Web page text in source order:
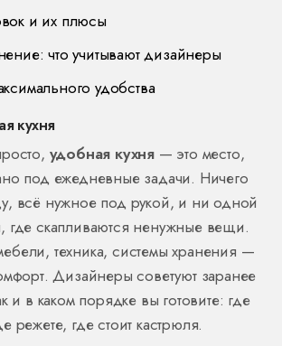
и их плюсы
что учитывают дизайнеры
удобства
кухня
удобная кухня — это место,
под ежедневные задачи. Ничего
всё нужное под рукой, и ни одной
где скапливаются ненужные вещи.
техника, системы хранения —
Дизайнеры советуют заранее
и в каком порядке вы готовите: где
режете, где стоит кастрюля.